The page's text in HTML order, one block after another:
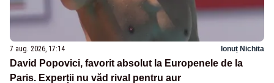
7 aug. 2026, 17:14 Ionuț Nichita
David Popovici, favorit absolut la Europenele de la
Paris. Experții nu văd rival pentru aur